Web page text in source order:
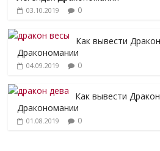
03.10.2019 0
Как вывести
Дракономании
04.09.2019 0
Как вывести
Дракономании
01.08.2019 0